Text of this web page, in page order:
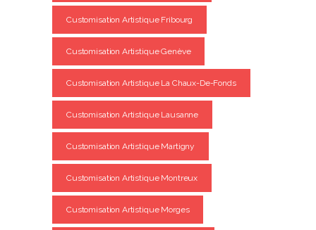
Customisation Artistique Fribourg
Customisation Artistique Genève
Customisation Artistique La Chaux-De-Fonds
Customisation Artistique Lausanne
Customisation Artistique Martigny
Customisation Artistique Montreux
Customisation Artistique Morges